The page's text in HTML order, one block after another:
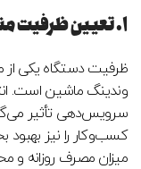
۱. تعیین ظرفیت مناسب دستگاه
ظرفیت دستگاه یکی از
وندینگ ماشین است.
سرویس‌دهی تأثیر
کسب‌وکار را نیز بهبود
میزان مصرف روزانه